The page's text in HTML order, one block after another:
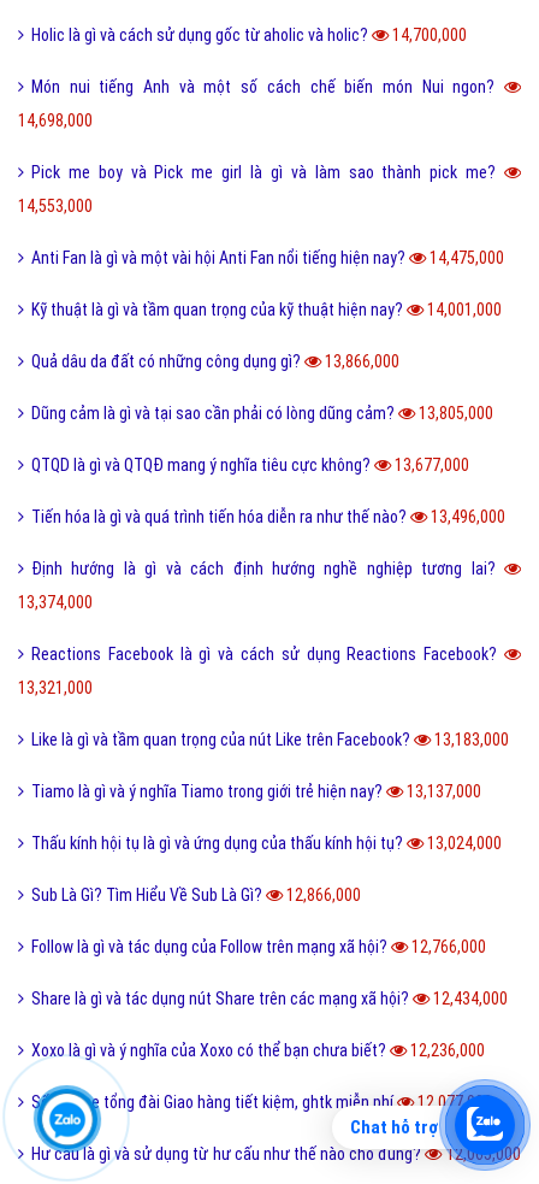
Holic là gì và cách sử dụng gốc từ aholic và holic? 14,700,000
Món nui tiếng Anh và một số cách chế biến món Nui ngon?
14,698,000
Pick me boy và Pick me girl là gì và làm sao thành pick me?
14,553,000
Anti Fan là gì và một vài hội Anti Fan nổi tiếng hiện nay? 14,475,000
Kỹ thuật là gì và tầm quan trọng của kỹ thuật hiện nay? 14,001,000
Quả dâu da đất có những công dụng gì? 13,866,000
Dũng cảm là gì và tại sao cần phải có lòng dũng cảm? 13,805,000
QTQD là gì và QTQĐ mang ý nghĩa tiêu cực không? 13,677,000
Tiến hóa là gì và quá trình tiến hóa diễn ra như thế nào? 13,496,000
Định hướng là gì và cách định hướng nghề nghiệp tương lai?
13,374,000
Reactions Facebook là gì và cách sử dụng Reactions Facebook?
13,321,000
Like là gì và tầm quan trọng của nút Like trên Facebook? 13,183,000
Tiamo là gì và ý nghĩa Tiamo trong giới trẻ hiện nay? 13,137,000
Thấu kính hội tụ là gì và ứng dụng của thấu kính hội tụ? 13,024,000
Sub Là Gì? Tìm Hiểu Về Sub Là Gì? 12,866,000
Follow là gì và tác dụng của Follow trên mạng xã hội? 12,766,000
Share là gì và tác dụng nút Share trên các mạng xã hội? 12,434,000
Xoxo là gì và ý nghĩa của Xoxo có thể bạn chưa biết? 12,236,000
Số hotline tổng đài Giao hàng tiết kiệm, ghtk miễn phí 12,077,000
Hư cấu là gì và sử dụng từ hư cấu như thế nào cho đúng? 12,065,000
Chat hỗ trợ